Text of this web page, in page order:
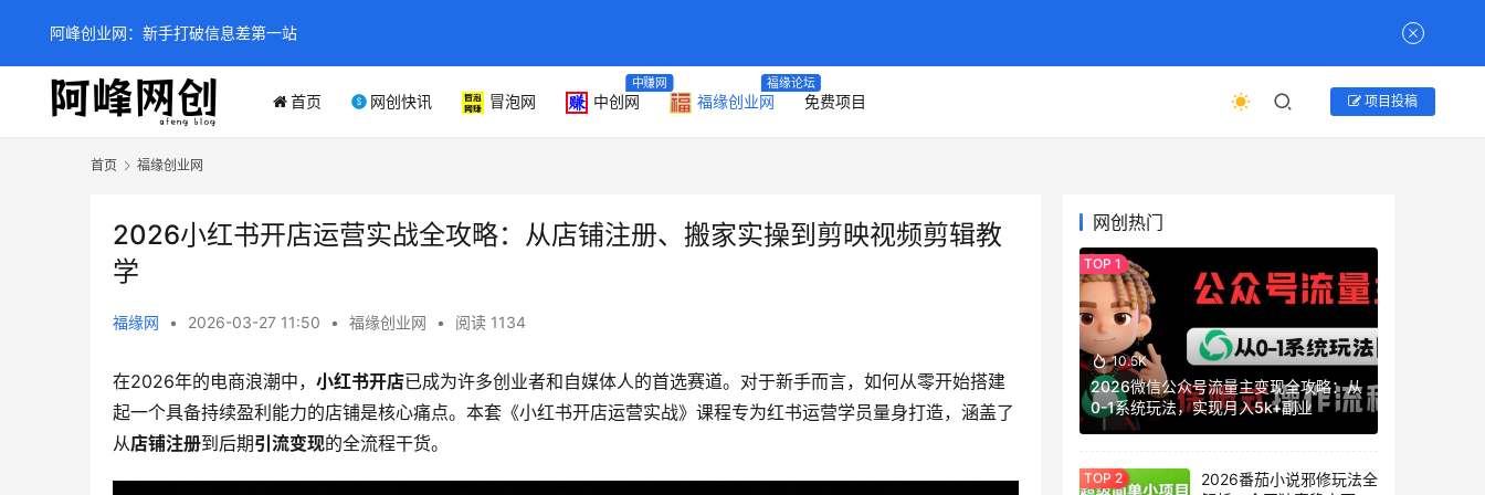
首页 网创快讯 冒泡网 中创网
中赚网
福缘创业网
福缘论坛
免费项目 项目投稿
首页 福缘创业网
2026小红书开店运营实战全攻略：从店铺注册、搬家实操到剪映视频剪辑教
学
福缘网 • 2026-03-27 11:50 • 福缘创业网 • 阅读 1134
在2026年的电商浪潮中， 小红书开店已成为许多创业者和自媒体人的首选赛道。对于新手而言，如何从零开始搭建
起一个具备持续盈利能力的店铺是核心痛点。本套《小红书开店运营实战》课程专为红书运营学员量身打造，涵盖了
从店铺注册到后期引流变现的全流程干货。
网创热门
10.5K
2026微信公众号流量主变现全攻略：从
0-1系统玩法，实现月入5k+副业
2026番茄小说邪修玩法全
阿峰创业网：新手打破信息差第一站